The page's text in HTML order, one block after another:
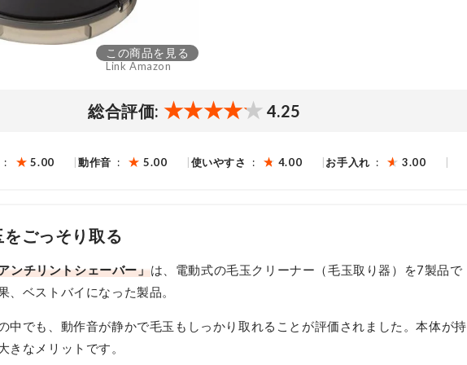
この商品を見る
Link Amazon
総合評価: 4.25
5.00 動作音 5.00 使いやすさ 4.00 お手入れ 3.00
ごっそり取る
ンチリントシェーバー」は、電動式の毛玉クリーナー（毛玉取り器）を7製品で
、ベストバイになった製品。
中でも、動作音が静かで毛玉もしっかり取れることが評価されました。本体が持
きなメリットです。